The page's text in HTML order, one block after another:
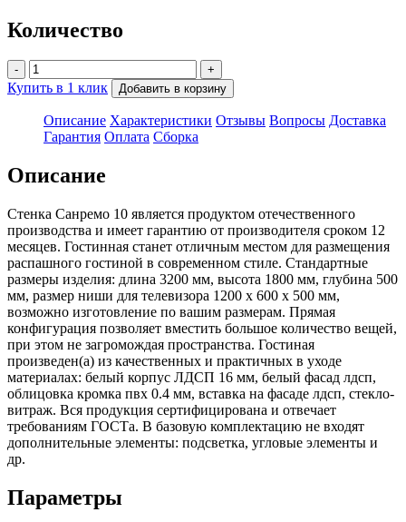
Количество
- +
Купить в 1 клик Добавить в корзину
Описание Характеристики Отзывы Вопросы Доставка
Гарантия Оплата Сборка
Описание
Стенка Санремо 10 является продуктом отечественного
производства и имеет гарантию от производителя сроком 12
месяцев. Гостинная станет отличным местом для размещения
распашного гостиной в современном стиле. Стандартные
размеры изделия: длина 3200 мм, высота 1800 мм, глубина 500
мм, размер ниши для телевизора 1200 х 600 х 500 мм,
возможно изготовление по вашим размерам. Прямая
конфигурация позволяет вместить большое количество вещей,
при этом не загромождая пространства. Гостиная
произведен(а) из качественных и практичных в уходе
материалах: белый корпус ЛДСП 16 мм, белый фасад лдсп,
облицовка кромка пвх 0.4 мм, вставка на фасаде лдсп, стекло-
витраж. Вся продукция сертифицирована и отвечает
требованиям ГОСТа. В базовую комплектацию не входят
дополнительные элементы: подсветка, угловые элементы и
др.
Параметры